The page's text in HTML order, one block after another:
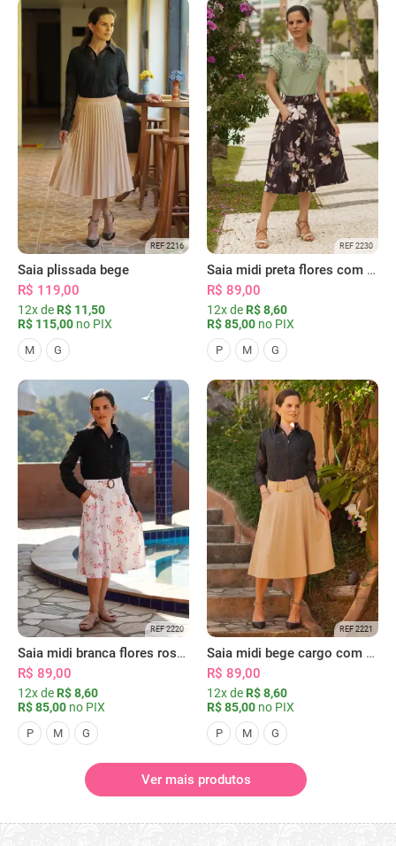
REF 2216
Saia plissada bege
R$ 119,00
12x de R$ 11,50
R$ 115,00 no PIX
M G
REF 2230
Saia midi preta flores com bolsos
R$ 89,00
12x de R$ 8,60
R$ 85,00 no PIX
P M G
REF 2220
Saia midi branca flores rosas com bolsos
R$ 89,00
12x de R$ 8,60
R$ 85,00 no PIX
P M G
REF 2221
Saia midi bege cargo com bolsos
R$ 89,00
12x de R$ 8,60
R$ 85,00 no PIX
P M G
Ver mais produtos